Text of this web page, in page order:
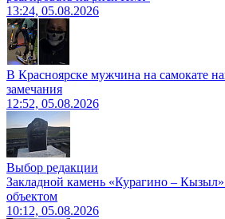
13:24, 05.08.2026
В Красноярске мужчина на самокате
замечания
12:52, 05.08.2026
Выбор редакции
Закладной камень «Курагино –
объектом
10:12, 05.08.2026